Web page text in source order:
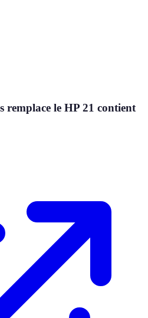
remplace le HP 21 contient